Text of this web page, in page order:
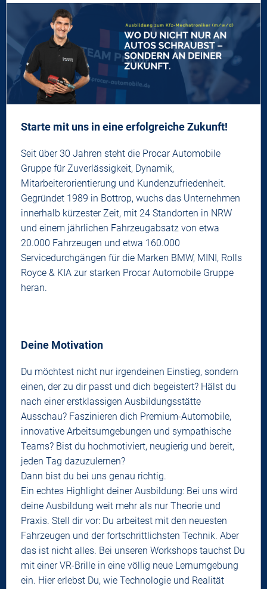
Starte mit uns in eine erfolgreiche Zukunft!
Seit über 30 Jahren steht die Procar Automobile
Gruppe für Zuverlässigkeit, Dynamik,
Mitarbeiterorientierung und Kundenzufriedenheit.
Gegründet 1989 in Bottrop, wuchs das Unternehmen
innerhalb kürzester Zeit, mit 24 Standorten in NRW
und einem jährlichen Fahrzeugabsatz von etwa
20.000 Fahrzeugen und etwa 160.000
Servicedurchgängen für die Marken BMW, MINI, Rolls
Royce & KIA zur starken Procar Automobile Gruppe
heran.
Deine Motivation
Du möchtest nicht nur irgendeinen Einstieg, sondern
einen, der zu dir passt und dich begeistert? Hälst du
nach einer erstklassigen Ausbildungsstätte
Ausschau? Faszinieren dich Premium-Automobile,
innovative Arbeitsumgebungen und sympathische
Teams? Bist du hochmotiviert, neugierig und bereit,
jeden Tag dazuzulernen?
Dann bist du bei uns genau richtig.
Ein echtes Highlight deiner Ausbildung: Bei uns wird
deine Ausbildung weit mehr als nur Theorie und
Praxis. Stell dir vor: Du arbeitest mit den neuesten
Fahrzeugen und der fortschrittlichsten Technik. Aber
das ist nicht alles. Bei unseren Workshops tauchst Du
mit einer VR-Brille in eine völlig neue Lernumgebung
ein. Hier erlebst Du, wie Technologie und Realität